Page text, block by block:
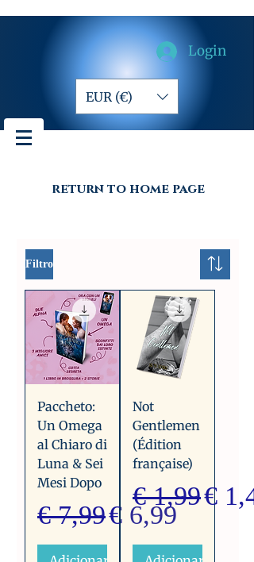
Login
EUR (€)
return to home page
Filtro
Paccheto:
Un Omega
al Chiaro di
Luna & Sei
Mesi Dopo
Preço normal
€ 7,99Preço
€ 6,99
Not
Gentlemen
(Édition
française)
Preço
€ 1,99€